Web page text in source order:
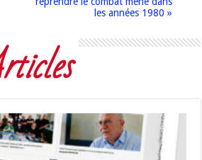
les années 1980 »